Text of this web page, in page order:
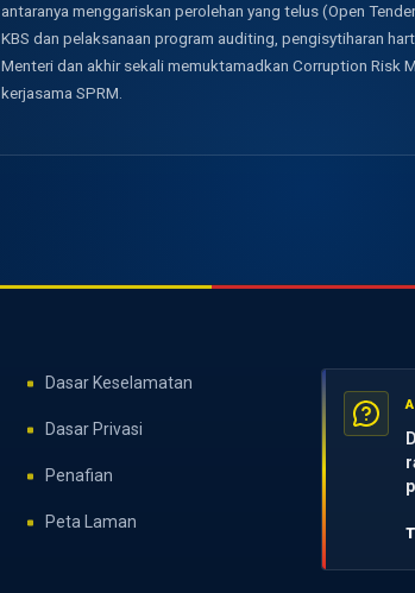
antaranya menggariskan perolehan yang telus (Open
KBS dan pelaksanaan program auditing, pengisytiharan
Menteri dan akhir sekali memuktamadkan Corruption Risk
kerjasama SPRM.
Dasar Keselamatan
Dasar Privasi
Penafian
Peta Laman